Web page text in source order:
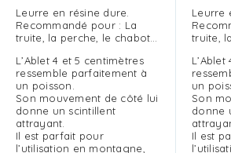
Leurre en résine dure.
Recommandé pour : La
truite, la perche, le chabot…
L’Ablet 4 et 5 centimètres
ressemble parfaitement à
un poisson.
Son mouvement de côté lui
donne un scintillent
attrayant.
Il est parfait pour
l’utilisation en montagne,
Leurre
truite,
un
Son
donne
Il est